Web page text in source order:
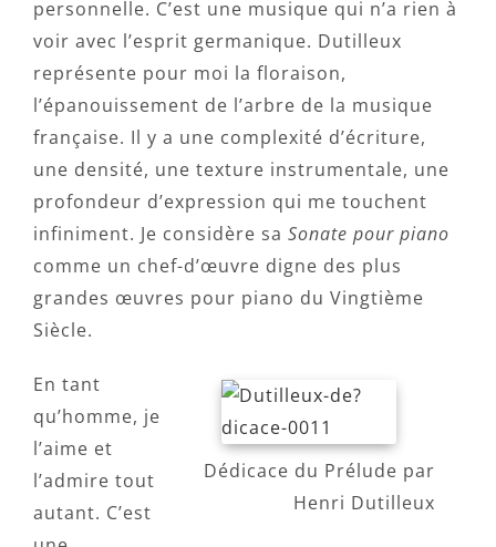
personnelle. C’est une musique qui n’a rien à
voir avec l’esprit germanique. Dutilleux
représente pour moi la floraison,
l’épanouissement de l’arbre de la musique
française. Il y a une complexité d’écriture,
une densité, une texture instrumentale, une
profondeur d’expression qui me touchent
infiniment. Je considère sa Sonate pour piano
comme un chef-d’œuvre digne des plus
grandes œuvres pour piano du Vingtième
Siècle.
Dédicace du Prélude par
Henri Dutilleux
En tant
qu’homme, je
l’aime et
l’admire tout
autant. C’est